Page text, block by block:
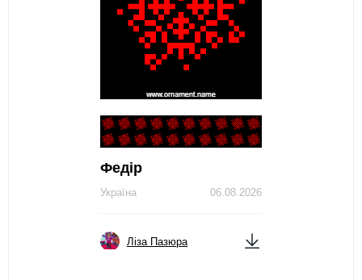
Федір
06.08.2026
Україна
Ліза Пазюра